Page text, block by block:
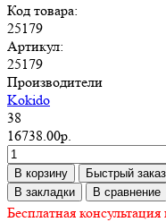
Код товара:
25179
Артикул:
25179
Производители
Kokido
38
16738.00р.
В корзину
Быстрый заказ
В закладки
В сравнение
Бесплатная